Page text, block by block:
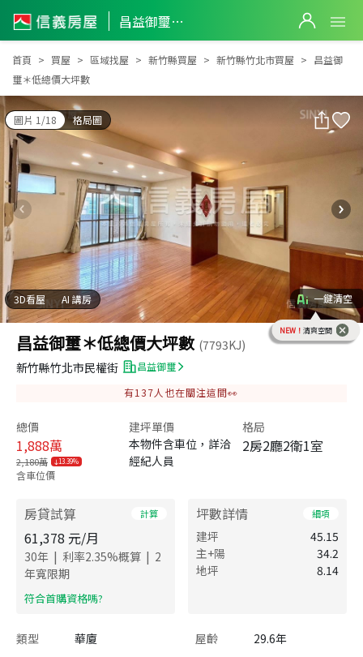
昌益御璽＊低總價大坪數
昌益御璽＊低總價大坪數
首頁 買屋 區域找屋 新竹縣買屋 新竹縣竹北市買屋
昌益御
璽＊低總價大坪數
圖片 1/18 格局圖
3D看屋 AI 講房 一鍵清空
NEW！ 清爽空間
昌益御璽＊低總價大坪數 (7793KJ)
新竹縣竹北市民權街
昌益御璽
有137人也在關注這間👀
總價
1,888萬
2,180萬 13.39%
含車位價
建坪單價
本物件含車位，詳洽
經紀人員
格局
2房2廳2衛1室
房貸試算 計算
61,378 元/月
30年 | 利率2.35%概算 | 2
年寬限期
​符合首購資格嗎?
坪數詳情 細項
建坪
45.15
主+陽
34.2
地坪
8.14
類型 華廈 屋齡
29.6年